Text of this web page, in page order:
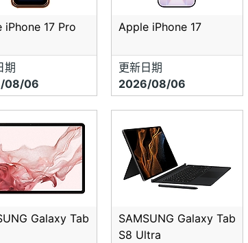
iPhone 17 Pro
期
08/06
Apple iPhone 17
更新日期
2026/08/06
Galaxy Tab
SAMSUNG Galaxy Tab
S8 Ultra